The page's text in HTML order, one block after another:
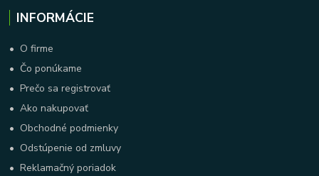
INFORMÁCIE
• O firme
• Čo ponúkame
•Prečo sa registrovať
•Ako nakupovať
• Obchodné podmienky
• Odstúpenie od zmluvy
•Reklamačný poriadok